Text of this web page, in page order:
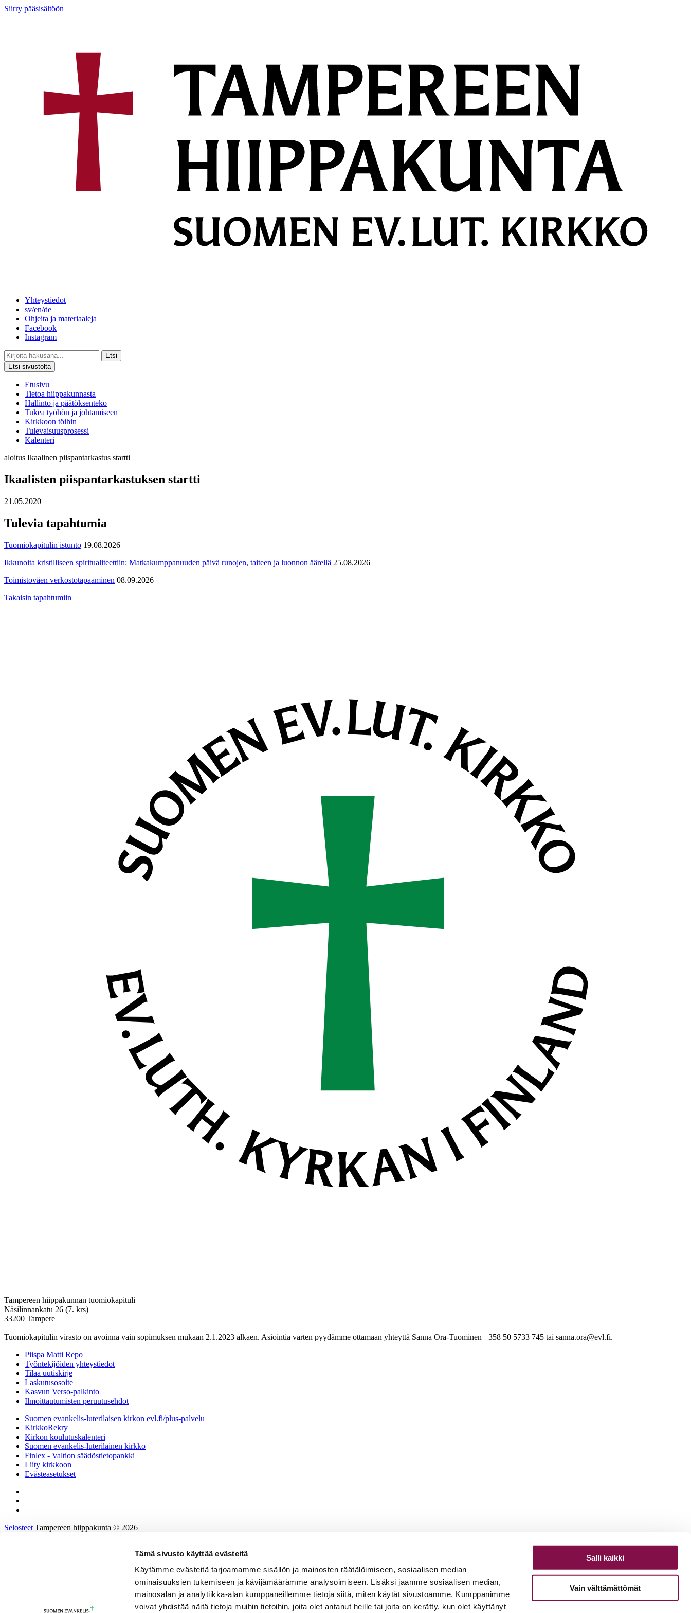
Tämä sivusto käyttää evästeitä
Käytämme evästeitä tarjoamamme sisällön ja mainosten räätälöimiseen, sosiaalisen median
ominaisuuksien tukemiseen ja kävijämäärämme analysoimiseen. Lisäksi jaamme sosiaalisen median,
mainosalan ja analytiikka-alan kumppaneillemme tietoja siitä, miten käytät sivustoamme. Kumppanimme
voivat yhdistää näitä tietoja muihin tietoihin, joita olet antanut heille tai joita on kerätty, kun olet käyttänyt
Salli kaikki
Vain välttämättömät
Siirry pääsisältöön
Yhteystiedot
sv/en/de
Ohjeita ja materiaaleja
Facebook
Instagram
Etsi
Etsi sivustolta
Etusivu
Tietoa hiippakunnasta
Hallinto ja päätöksenteko
Tukea työhön ja johtamiseen
Kirkkoon töihin
Tulevaisuusprosessi
Kalenteri
aloitus Ikaalinen piispantarkastus startti
Ikaalisten piispantarkastuksen startti
21.05.2020
Tulevia tapahtumia
Tuomiokapitulin istunto 19.08.2026
Ikkunoita kristilliseen spiritualiteettiin: Matkakumppanuuden päivä runojen, taiteen ja luonnon äärellä 25.08.2026
Toimistoväen verkostotapaaminen 08.09.2026
Takaisin tapahtumiin
Tampereen hiippakunnan tuomiokapituli
Näsilinnankatu 26 (7. krs)
33200 Tampere
Tuomiokapitulin virasto on avoinna vain sopimuksen mukaan 2.1.2023 alkaen. Asiointia varten pyydämme ottamaan yhteyttä Sanna Ora-Tuominen +358 50 5733 745 tai sanna.ora@evl.fi.
Piispa Matti Repo
Työntekijöiden yhteystiedot
Tilaa uutiskirje
Laskutusosoite
Kasvun Verso-palkinto
Ilmoittautumisten peruutusehdot
Suomen evankelis-luterilaisen kirkon evl.fi/plus-palvelu
KirkkoRekry
Kirkon koulutuskalenteri
Suomen evankelis-luterilainen kirkko
Finlex - Valtion säädöstietopankki
Liity kirkkoon
Evästeasetukset
Selosteet Tampereen hiippakunta © 2026
Kalenteri